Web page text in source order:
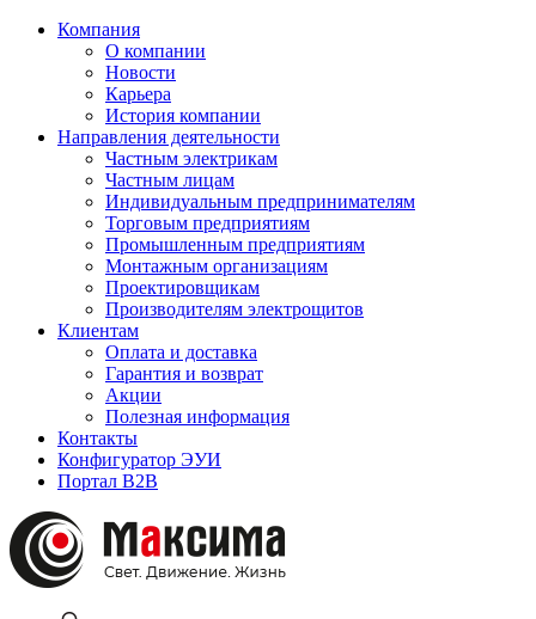
Компания
О компании
Новости
Карьера
История компании
Направления деятельности
Частным электрикам
Частным лицам
Индивидуальным предпринимателям
Торговым предприятиям
Промышленным предприятиям
Монтажным организациям
Проектировщикам
Производителям электрощитов
Клиентам
Оплата и доставка
Гарантия и возврат
Акции
Полезная информация
Контакты
Конфигуратор ЭУИ
Портал B2B